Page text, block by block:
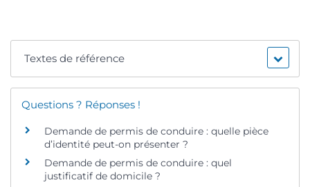
Textes de référence
Questions ? Réponses !
Demande de permis de conduire : quelle pièce
d’identité peut-on présenter ?
Demande de permis de conduire : quel
justificatif de domicile ?